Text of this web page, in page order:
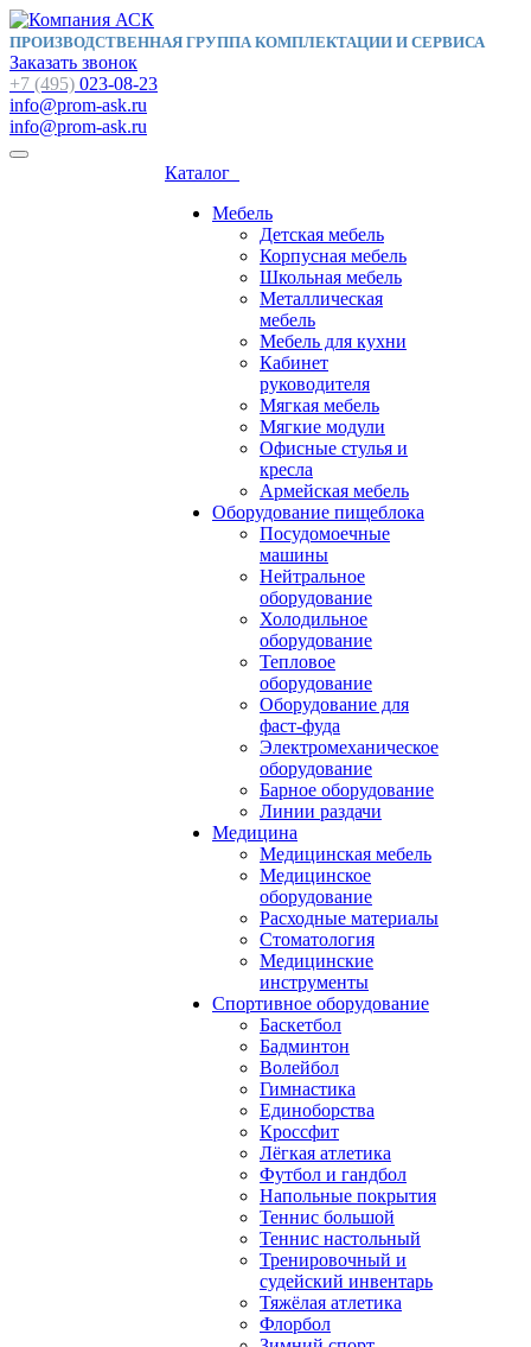
ПРОИЗВОДСТВЕННАЯ ГРУППА КОМПЛЕКТАЦИИ И СЕРВИСА
Заказать звонок
+7 (495) 023-08-23
info@prom-ask.ru
info@prom-ask.ru
Каталог
Мебель
Детская мебель
Корпусная мебель
Школьная мебель
Металлическая
мебель
Мебель для кухни
Кабинет
руководителя
Мягкая мебель
Мягкие модули
Офисные стулья и
кресла
Армейская мебель
Оборудование пищеблока
Посудомоечные
машины
Нейтральное
оборудование
Холодильное
оборудование
Тепловое
оборудование
Оборудование для
фаст-фуда
Электромеханическое
оборудование
Барное оборудование
Линии раздачи
Медицина
Медицинская мебель
Медицинское
оборудование
Расходные материалы
Стоматология
Медицинские
инструменты
Спортивное оборудование
Баскетбол
Бадминтон
Волейбол
Гимнастика
Единоборства
Кроссфит
Лёгкая атлетика
Футбол и гандбол
Напольные покрытия
Теннис большой
Теннис настольный
Тренировочный и
судейский инвентарь
Тяжёлая атлетика
Флорбол